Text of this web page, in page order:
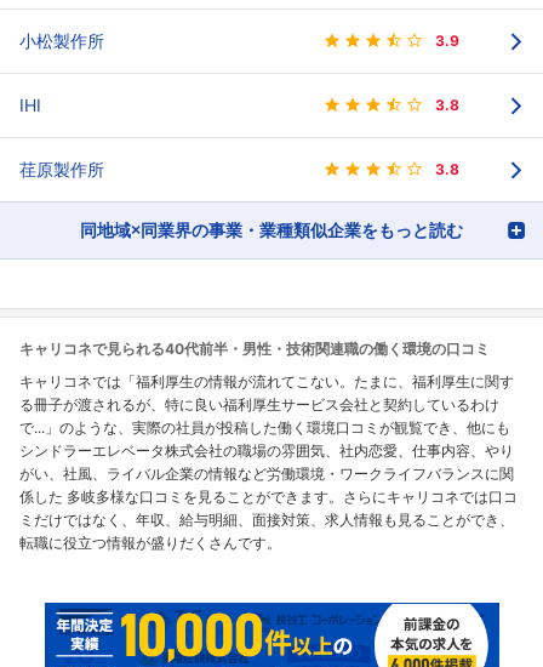
小松製作所 3.9
IHI 3.8
荏原製作所 3.8
同地域×同業界の事業・業種類似企業をもっと読む
キャリコネで見られる40代前半・男性・技術関連職の働く環境の口コミ
キャリコネでは「福利厚生の情報が流れてこない。たまに、福利厚生に関す
る冊子が渡されるが、特に良い福利厚生サービス会社と契約しているわけ
で...」のような、実際の社員が投稿した働く環境口コミが観覧でき、他にも
シンドラーエレベータ株式会社の職場の雰囲気、社内恋愛、仕事内容、やり
がい、社風、ライバル企業の情報など労働環境・ワークライフバランスに関
係した 多岐多様な口コミを見ることができます。さらにキャリコネでは口コ
ミだけではなく、年収、給与明細、面接対策、求人情報も見ることができ、
転職に役立つ情報が盛りだくさんです。